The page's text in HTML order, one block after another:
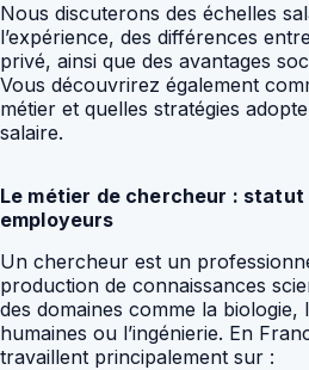
Nous discuterons des échelles
l’expérience, des différences
privé, ainsi que des avantages
Vous découvrirez également
métier et quelles stratégies
salaire.
Le métier de chercheur :
employeurs
Un chercheur est un
production de connaissances
des domaines comme la biologie,
humaines ou l’ingénierie. En
travaillent principalement sur :